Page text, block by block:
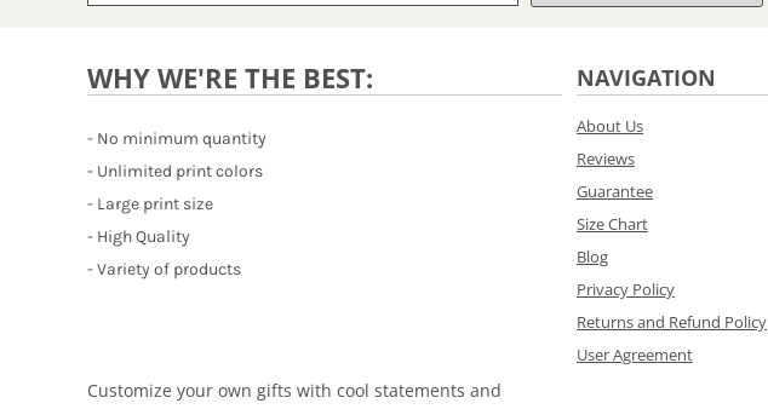
WHY WE'RE THE BEST:
- No minimum quantity
- Unlimited print colors
- Large print size
- High Quality
- Variety of products
Customize your own gifts with cool statements and
NAVIGATION
About Us
Reviews
Guarantee
Size Chart
Blog
Privacy Policy
Returns and Refund Policy
User Agreement